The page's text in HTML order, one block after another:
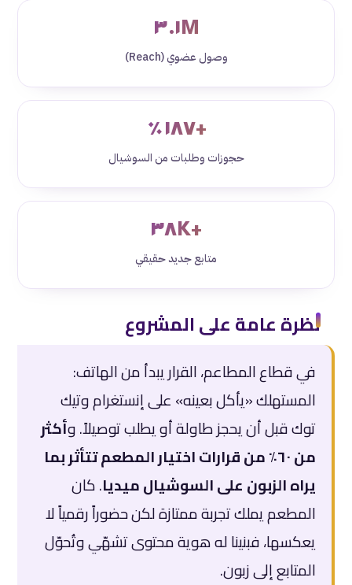
٣.١M
وصول عضوي (Reach)
+١٨٧٪
حجوزات وطلبات من السوشيال
+٣٨K
متابع جديد حقيقي
نظرة عامة على المشروع
في قطاع المطاعم، القرار يبدأ من الهاتف:
المستهلك «يأكل بعينه» على إنستغرام وتيك
توك قبل أن يحجز طاولة أو يطلب توصيلاً. وأكثر
من ٦٠٪ من قرارات اختيار المطعم تتأثر بما
يراه الزبون على السوشيال ميديا. كان
المطعم يملك تجربة ممتازة لكن حضوراً رقمياً لا
يعكسها، فبنينا له هوية محتوى تشهّي وتُحوّل
المتابع إلى زبون.